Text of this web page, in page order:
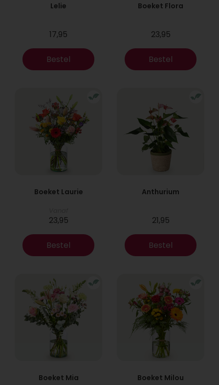
Lelie
17,95
Bestel
Boeket Flora
23,95
Bestel
Boeket Laurie
23,95
Bestel
Anthurium
21,95
Bestel
Boeket Mia Boeket Milou